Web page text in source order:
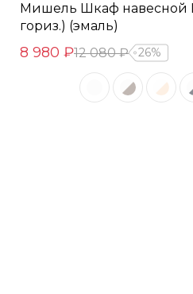
Мишель Шкаф навесной
гориз.) (эмаль)
8 980 ₽12 080 ₽ 26%